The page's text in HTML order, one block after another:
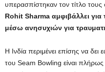
υπερασπίστηκαν τον τίτλο
Rohit Sharma αμφιβάλλει για
μέσω ανησυχιών για
Η Ινδία περιμένει επίσης να
του Seam Bowling είναι